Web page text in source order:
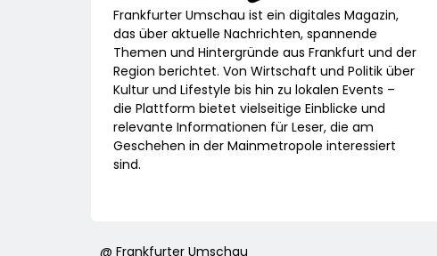
Frankfurter Umschau ist ein digitales Magazin,
das über aktuelle Nachrichten, spannende
Themen und Hintergründe aus Frankfurt und der
Region berichtet. Von Wirtschaft und Politik über
Kultur und Lifestyle bis hin zu lokalen Events –
die Plattform bietet vielseitige Einblicke und
relevante Informationen für Leser, die am
Geschehen in der Mainmetropole interessiert
sind.
@ Frankfurter Umschau